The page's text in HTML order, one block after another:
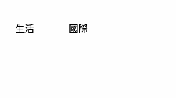
運勢
生活 國際